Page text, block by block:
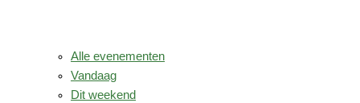
Alle evenementen
Vandaag
Dit weekend